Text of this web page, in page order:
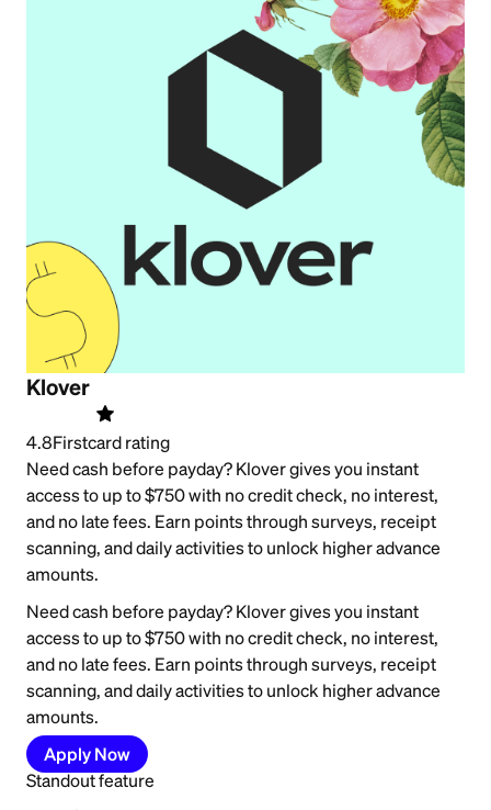
Klover
4.8Firstcard rating
Need cash before payday? Klover gives you instant
access to up to $750 with no credit check, no interest,
and no late fees. Earn points through surveys, receipt
scanning, and daily activities to unlock higher advance
amounts.
Need cash before payday? Klover gives you instant
access to up to $750 with no credit check, no interest,
and no late fees. Earn points through surveys, receipt
scanning, and daily activities to unlock higher advance
amounts.
Apply Now
Standout feature